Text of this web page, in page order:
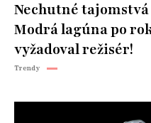
Nechutné
Modrá lagúna po
vyžadoval režisér!
Trendy